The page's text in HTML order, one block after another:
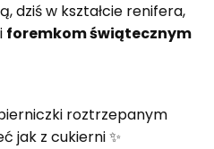
dziś w kształcie renifera,
foremkom świątecznym
roztrzepanym
jak z cukierni ✨